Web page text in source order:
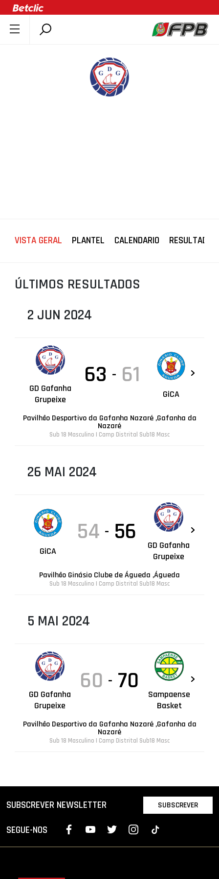
PROJETOS
VISTA GERAL PLANTEL CALENDARIO RESULTADOS
ÚLTIMOS RESULTADOS
2 JUN 2024
GD Gafanha
Grupeixe
63 - 61
GiCA
Pavilhão Desportivo da Gafanha Nazaré ,Gafanha da
Nazaré
Sub 18 Masculino | Camp Distrital Sub18 Masc
26 MAI 2024
GiCA
54 - 56
GD Gafanha
Grupeixe
Pavilhão Ginásio Clube de Águeda ,Águeda
Sub 18 Masculino | Camp Distrital Sub18 Masc
5 MAI 2024
GD Gafanha
Grupeixe
60 - 70
Sampaense
Basket
Pavilhão Desportivo da Gafanha Nazaré ,Gafanha da
Nazaré
Sub 18 Masculino | Camp Distrital Sub18 Masc
SUBSCREVER NEWSLETTER SUBSCREVER
SEGUE-NOS